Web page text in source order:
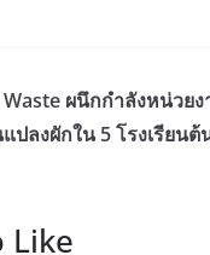
ผนึกกำลังหน่วย
ปลงผักใน 5 โรงเรียน
Like